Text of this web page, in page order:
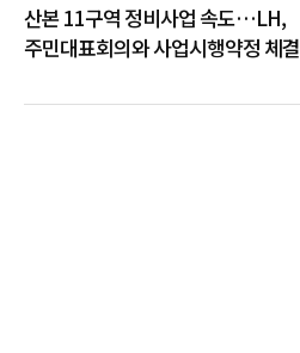
산본 11구역 정비사업 속도…LH,
주민대표회의와 사업시행약정 체결